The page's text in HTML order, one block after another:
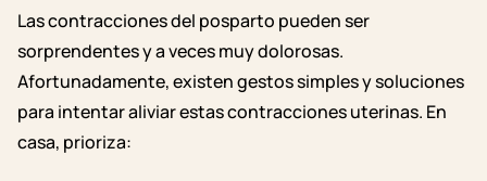
Las contracciones del posparto pueden ser
sorprendentes y a veces muy dolorosas.
Afortunadamente, existen gestos simples y soluciones
para intentar aliviar estas contracciones uterinas. En
casa, prioriza: